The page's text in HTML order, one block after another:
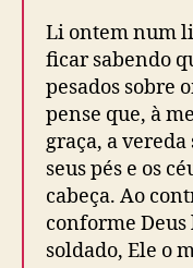
Li ontem num
ficar sabendo
pesados sobre
pense que, à
graça, a
seus pés e os
cabeça. Ao
conforme
soldado, Ele o